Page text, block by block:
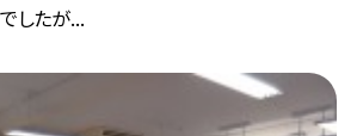
したが...